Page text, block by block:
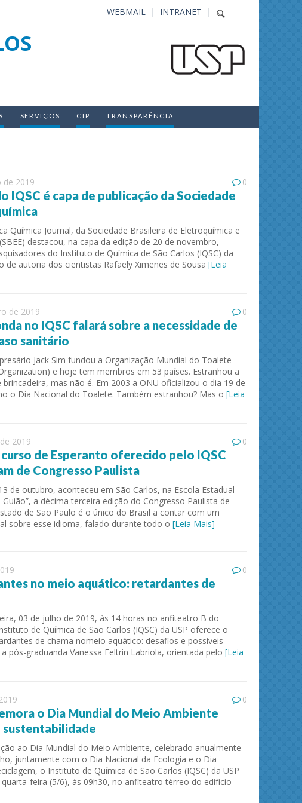
INTRANET |
WEBMAIL |
SERVIÇOS CIP TRANSPARÊNCIA
de 2019 0
IQSC é capa de publicação da Sociedade
Química Journal, da Sociedade Brasileira de Eletroquímica e
destacou, na capa da edição de 20 de novembro,
do Instituto de Química de São Carlos (IQSC) da
de autoria dos cientistas Rafaely Ximenes de Sousa [Leia
de 2019 0
no IQSC falará sobre a necessidade de
sanitário
Jack Sim fundou a Organização Mundial do Toalete
e hoje tem membros em 53 países. Estranhou a
brincadeira, mas não é. Em 2003 a ONU oficializou o dia 19 de
o Dia Nacional do Toalete. Também estranhou? Mas o [Leia
2019 0
de Esperanto oferecido pelo IQSC
de Congresso Paulista
de outubro, aconteceu em São Carlos, na Escola Estadual
a décima terceira edição do Congresso Paulista de
de São Paulo é o único do Brasil a contar com um
sobre esse idioma, falado durante todo o [Leia Mais]
0
no meio aquático: retardantes de
03 de julho de 2019, às 14 horas no anfiteatro B do
de Química de São Carlos (IQSC) da USP oferece o
de chama nomeio aquático: desafios e possíveis
pós-graduanda Vanessa Feltrin Labriola, orientada pelo [Leia
0
o Dia Mundial do Meio Ambiente
sustentabilidade
ao Dia Mundial do Meio Ambiente, celebrado anualmente
juntamente com o Dia Nacional da Ecologia e o Dia
o Instituto de Química de São Carlos (IQSC) da USP
feira (5/6), às 09h30, no anfiteatro térreo do edifício
and